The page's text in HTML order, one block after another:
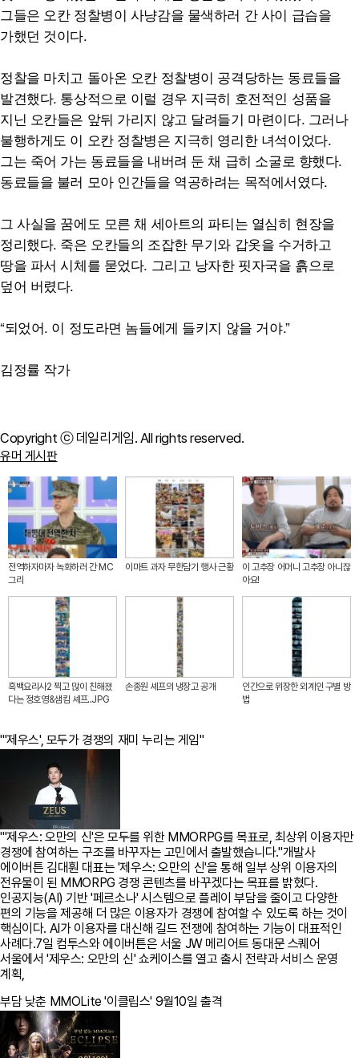
그들은 오칸 정찰병이 사냥감을 물색하러 간 사이 급습을
가했던 것이다.
정찰을 마치고 돌아온 오칸 정찰병이 공격당하는 동료들을
발견했다. 통상적으로 이럴 경우 지극히 호전적인 성품을
지닌 오칸들은 앞뒤 가리지 않고 달려들기 마련이다. 그러나
불행하게도 이 오칸 정찰병은 지극히 영리한 녀석이었다.
그는 죽어 가는 동료들을 내버려 둔 채 급히 소굴로 향했다.
동료들을 불러 모아 인간들을 역공하려는 목적에서였다.
그 사실을 꿈에도 모른 채 세아트의 파티는 열심히 현장을
정리했다. 죽은 오칸들의 조잡한 무기와 갑옷을 수거하고
땅을 파서 시체를 묻었다. 그리고 낭자한 핏자국을 흙으로
덮어 버렸다.
“되었어. 이 정도라면 놈들에게 들키지 않을 거야.”
김정률 작가
Copyright ⓒ 데일리게임. All rights reserved.
유머 게시판
전역하자마자 녹화하러 간 MC
그리
이마트 과자 무한담기 행사 근황
이 고추장 어머니 고추장 아니잖
아요!
흑백요리사2 찍고 많이 친해졌
다는 정호영&샘킴 셰프..JPG
손종원 셰프의 냉장고 공개
인간으로 위장한 외계인 구별 방
법
"'제우스', 모두가 경쟁의 재미 누리는 게임"
"'제우스: 오만의 신'은 모두를 위한 MMORPG를 목표로, 최상위 이용자만
경쟁에 참여하는 구조를 바꾸자는 고민에서 출발했습니다."개발사
에이버튼 김대훤 대표는 '제우스: 오만의 신'을 통해 일부 상위 이용자의
전유물이 된 MMORPG 경쟁 콘텐츠를 바꾸겠다는 목표를 밝혔다.
인공지능(AI) 기반 '페르소나' 시스템으로 플레이 부담을 줄이고 다양한
편의 기능을 제공해 더 많은 이용자가 경쟁에 참여할 수 있도록 하는 것이
핵심이다. AI가 이용자를 대신해 길드 전쟁에 참여하는 기능이 대표적인
사례다.7일 컴투스와 에이버튼은 서울 JW 메리어트 동대문 스퀘어
서울에서 '제우스: 오만의 신' 쇼케이스를 열고 출시 전략과 서비스 운영
계획,
부담 낮춘 MMOLite '이클립스' 9월10일 출격